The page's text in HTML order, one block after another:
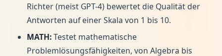
Richter (meist GPT-4) bewertet die Qualität der
Antworten auf einer Skala von 1 bis 10.
MATH:Testet mathematische
Problemlösungsfähigkeiten, von Algebra bis